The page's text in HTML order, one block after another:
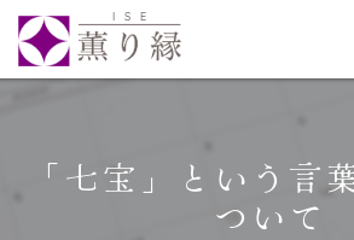
「七宝」という言
ついて